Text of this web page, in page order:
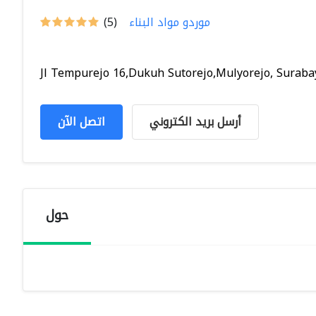
(5) موردو مواد البناء
Jl Tempurejo 16,Dukuh Sutorejo,Mulyorejo,
اتصل الآن أرسل بريد الكتروني
حول